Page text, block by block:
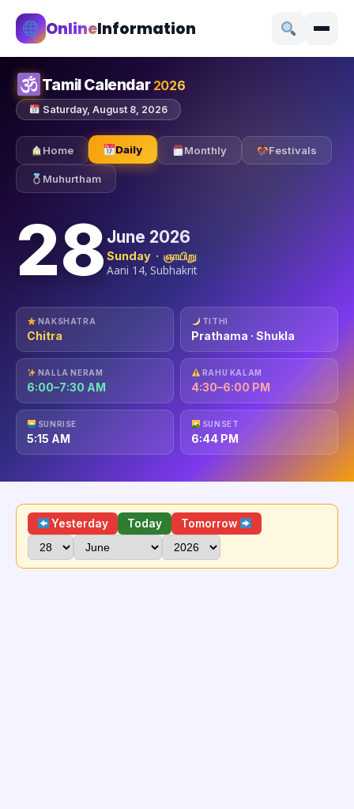
OnlineInformation
Tamil Calendar 2026
Saturday, August 8, 2026
Home Daily Monthly Festivals
Muhurtham
28 June 2026
Sunday · ஞாயிறு
Aani 14, Subhakrit
NAKSHATRA
Chitra
TITHI
Prathama · Shukla
NALLA NERAM
6:00–7:30 AM
RAHU KALAM
4:30–6:00 PM
SUNRISE
5:15 AM
SUNSET
6:44 PM
Yesterday Today Tomorrow